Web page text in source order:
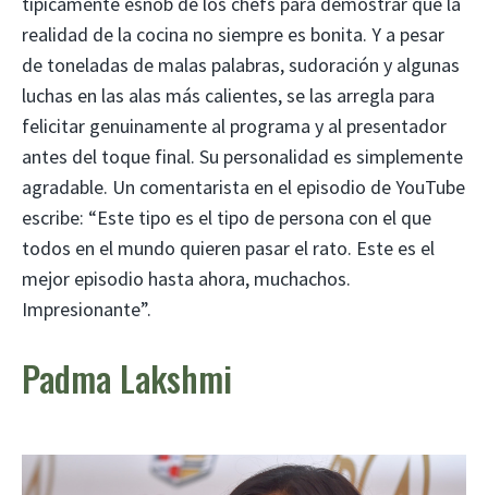
realidad de la cocina no siempre es bonita. Y a pesar
de toneladas de malas palabras, sudoración y algunas
luchas en las alas más calientes, se las arregla para
felicitar genuinamente al programa y al presentador
antes del toque final. Su personalidad es simplemente
agradable. Un comentarista en el episodio de YouTube
escribe: “Este tipo es el tipo de persona con el que
todos en el mundo quieren pasar el rato. Este es el
mejor episodio hasta ahora, muchachos.
Impresionante”.
Padma Lakshmi